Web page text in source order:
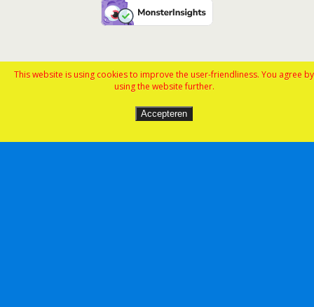
This website is using cookies to improve the user-friendliness. You agree by
using the website further.
Accepteren